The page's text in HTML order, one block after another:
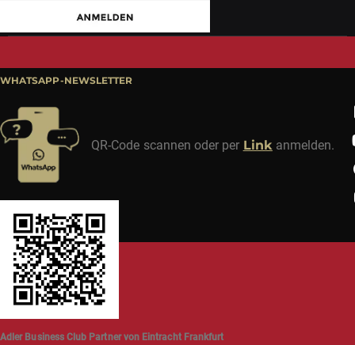
WHATSAPP-NEWSLETTER
QR-Code scannen oder per Linkanmelden.
Adler Business Club Partner von Eintracht Frankfurt